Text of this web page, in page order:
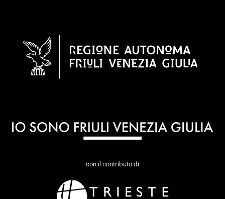
con il contributo di